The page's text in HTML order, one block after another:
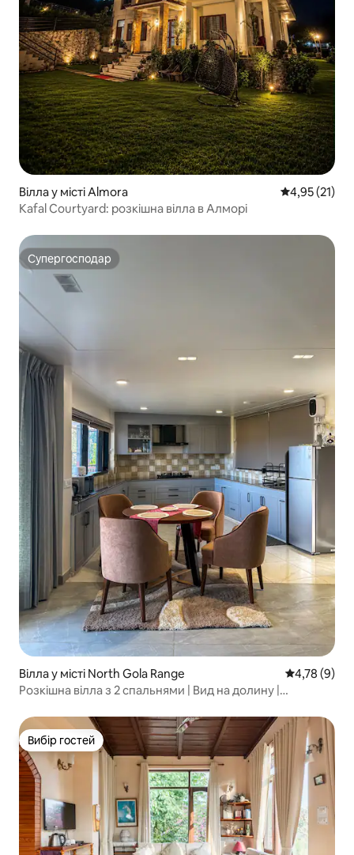
Вілла у місті Almora Середня
4,95 (21)
Kafal Courtyard: розкішна вілла в Алморі
Супергосподар
Супергосподар
Вілла у місті North Gola Range Середня
4,78 (9)
Розкішна вілла з 2 спальнями | Вид на долину |
Вибір гостей
Вибір гостей